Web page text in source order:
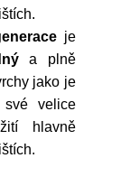
je
a plně
jako je
své velice
hlavně